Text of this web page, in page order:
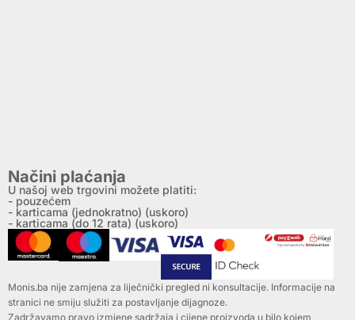
Načini plaćanja
U našoj web trgovini možete platiti:
- pouzećem
- karticama (jednokratno) (uskoro)
- karticama (do 12 rata) (uskoro)
Monis.ba nije zamjena za liječnički pregled ni konsultacije. Informacije na
stranici ne smiju služiti za postavljanje dijagnoze.
Zadržavamo pravo izmjene sadržaja i cijene proizvoda u bilo kojem